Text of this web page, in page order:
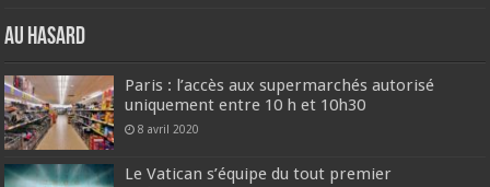
Au hasard
Paris : l’accès aux supermarchés autorisé
uniquement entre 10 h et 10h30
8 avril 2020
Le Vatican s’équipe du tout premier